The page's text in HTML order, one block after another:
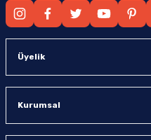
Üyelik
Kurumsal